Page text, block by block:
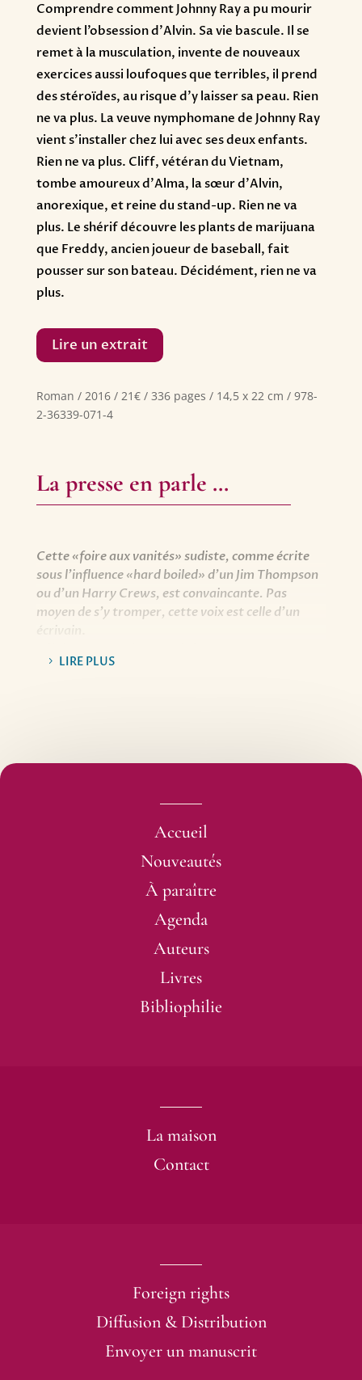
Comprendre comment Johnny Ray a pu mourir
devient l’obsession d’Alvin. Sa vie bascule. Il se
remet à la musculation, invente de nouveaux
exercices aussi loufoques que terribles, il prend
des stéroïdes, au risque d’y laisser sa peau. Rien
ne va plus. La veuve nymphomane de Johnny Ray
vient s’installer chez lui avec ses deux enfants.
Rien ne va plus. Cliff, vétéran du Vietnam,
tombe amoureux d’Alma, la sœur d’Alvin,
anorexique, et reine du stand-up. Rien ne va
plus. Le shérif découvre les plants de marijuana
que Freddy, ancien joueur de baseball, fait
pousser sur son bateau. Décidément, rien ne va
plus.
Lire un extrait
Roman / 2016 / 21€ / 336 pages / 14,5 x 22 cm / 978-
2-36339-071-4
La presse en parle …
Cette «foire aux vanités» sudiste, comme écrite
sous l’influence «hard boiled» d’un Jim Thompson
ou d’un Harry Crews, est convaincante. Pas
moyen de s’y tromper, cette voix est celle d’un
drôle, mélancolique et génial !
Nicolas Carreau, Europe 1.
Phillip Quinn Morris nous embobine avec style,
tendresse, humour, et d’un «rien», on obtient un
bouquin qui vous transperce.
Comment une telle pépite, lorgnant du côté de Jim
Thompson, d’Elmore Leonard, de Harry Crews et
de Jim Harrison, a-t-elle pu passer vingt-cinq ans
Marc Bertin, Sud Ouest.
LIRE PLUS
Accueil
Nouveautés
À paraître
Agenda
Auteurs
Livres
Bibliophilie
La maison
Contact
Foreign rights
Diffusion & Distribution
Envoyer un manuscrit